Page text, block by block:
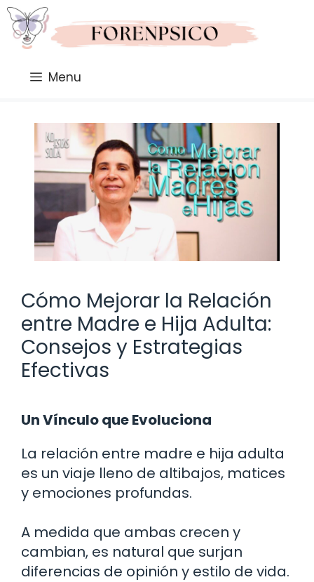
Saltar
al
contenido
Menu
Cómo Mejorar la Relación
entre Madre e Hija Adulta:
Consejos y Estrategias
Efectivas
Un Vínculo que Evoluciona
La relación entre madre e hija adulta
es un viaje lleno de altibajos, matices
y emociones profundas.
A medida que ambas crecen y
cambian, es natural que surjan
diferencias de opinión y estilo de vida.